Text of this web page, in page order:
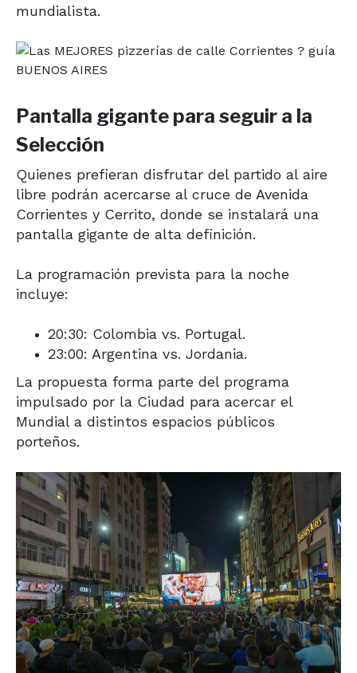
mundialista.
Pantalla gigante para seguir a la
Selección
Quienes prefieran disfrutar del partido al aire
libre podrán acercarse al cruce de Avenida
Corrientes y Cerrito, donde se instalará una
pantalla gigante de alta definición.
La programación prevista para la noche
incluye:
20:30: Colombia vs. Portugal.
23:00: Argentina vs. Jordania.
La propuesta forma parte del programa
impulsado por la Ciudad para acercar el
Mundial a distintos espacios públicos
porteños.